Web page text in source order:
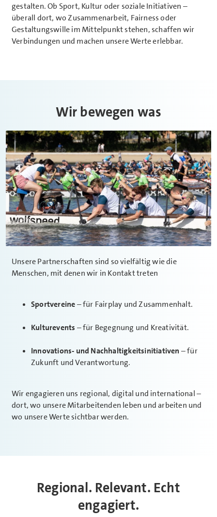
gestalten. Ob Sport, Kultur oder soziale Initiativen –
überall dort, wo Zusammenarbeit, Fairness oder
Gestaltungswille im Mittelpunkt stehen, schaffen wir
Verbindungen und machen unsere Werte erlebbar.
Wir bewegen was
Unsere Partnerschaften sind so vielfältig wie die
Menschen, mit denen wir in Kontakt treten
Sportvereine– für Fairplay und Zusammenhalt.
Kulturevents – für Begegnung und Kreativität.
Innovations- und Nachhaltigkeitsinitiativen – für
Zukunft und Verantwortung.
Wir engagieren uns regional, digital und international –
dort, wo unsere Mitarbeitenden leben und arbeiten und
wo unsere Werte sichtbar werden.
Regional. Relevant. Echt
engagiert.